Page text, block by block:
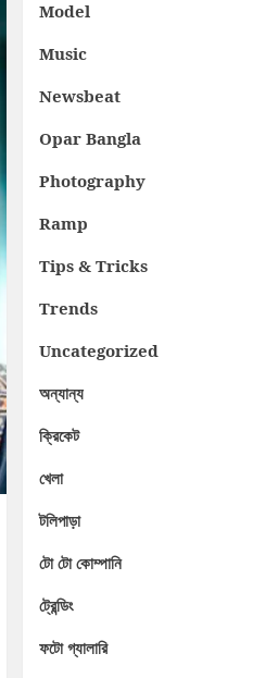
Model
Music
Newsbeat
Opar Bangla
Photography
Ramp
Tips & Tricks
Trends
Uncategorized
অন্যান্য
ক্রিকেট
খেলা
টলিপাড়া
টো টো কোম্পানি
ট্রেন্ডিং
ফটো গ্যালারি